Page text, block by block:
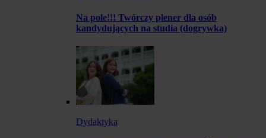
Na pole!!! Twórczy plener dla osób
kandydujących na studia (dogrywka)
Dydaktyka